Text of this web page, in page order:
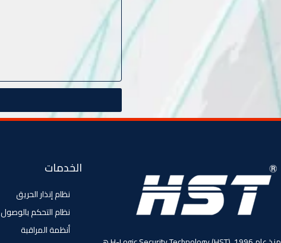
الخدمات
نظام إنذار الحريق
نظام التحكم بالوصول
أنظمة المراقبة